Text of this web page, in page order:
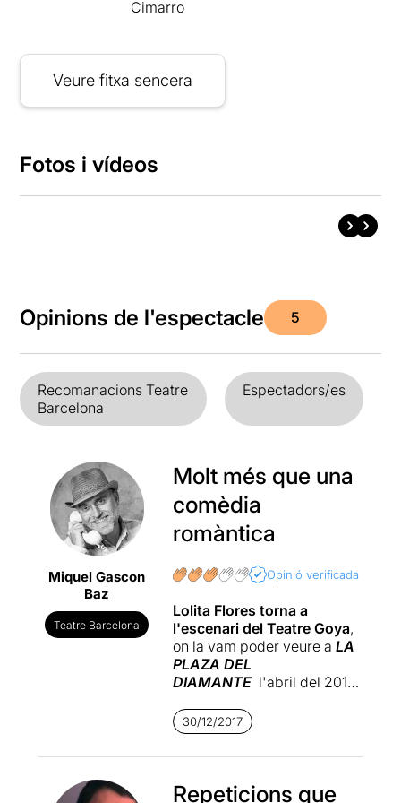
Cimarro
Veure fitxa sencera
Fotos i vídeos
Opinions de l'espectacle 5
Recomanacions Teatre
Barcelona
Espectadors/es
Miquel Gascon
Baz
Teatre Barcelona
Molt més que una
comèdia
romàntica
Opinió verificada
Lolita Flores torna a
l'escenari del Teatre Goya,
on la vam poder veure a LA
PLAZA DEL
DIAMANTE l'abril del 2015,
florista que amb més de
cinquanta anys s'ha
enamorat del seu amic, en
per l'actor d'origen argentí
30/12/2017
Repeticions que